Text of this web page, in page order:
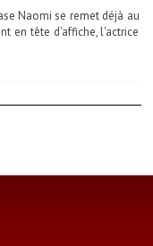
Naomi se remet déjà au
en tête d'affiche, l'actrice